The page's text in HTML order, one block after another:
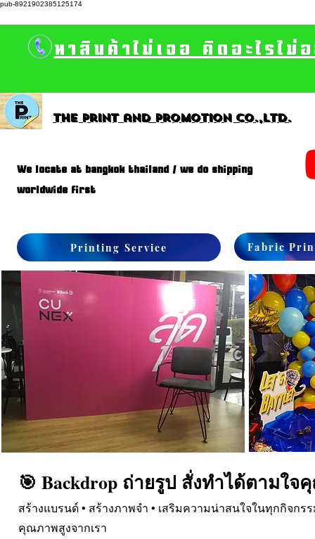
pub-8921902385125174
หาสินค้าไม่เจอ คิดอะไรไ
The print and promotion CO.,Ltd.
We locate at bangkok thailand / we do shipping
worldwide first
Printing Service Fabric
🎯 Backdrop ถ่ายรูป สั่งทำได้ตามใจ
สร้างแบรนด์ • สร้างภาพจำ • เสริมความน่าสนใจในทุกกิจกรร
คุณภาพสูงจากเรา